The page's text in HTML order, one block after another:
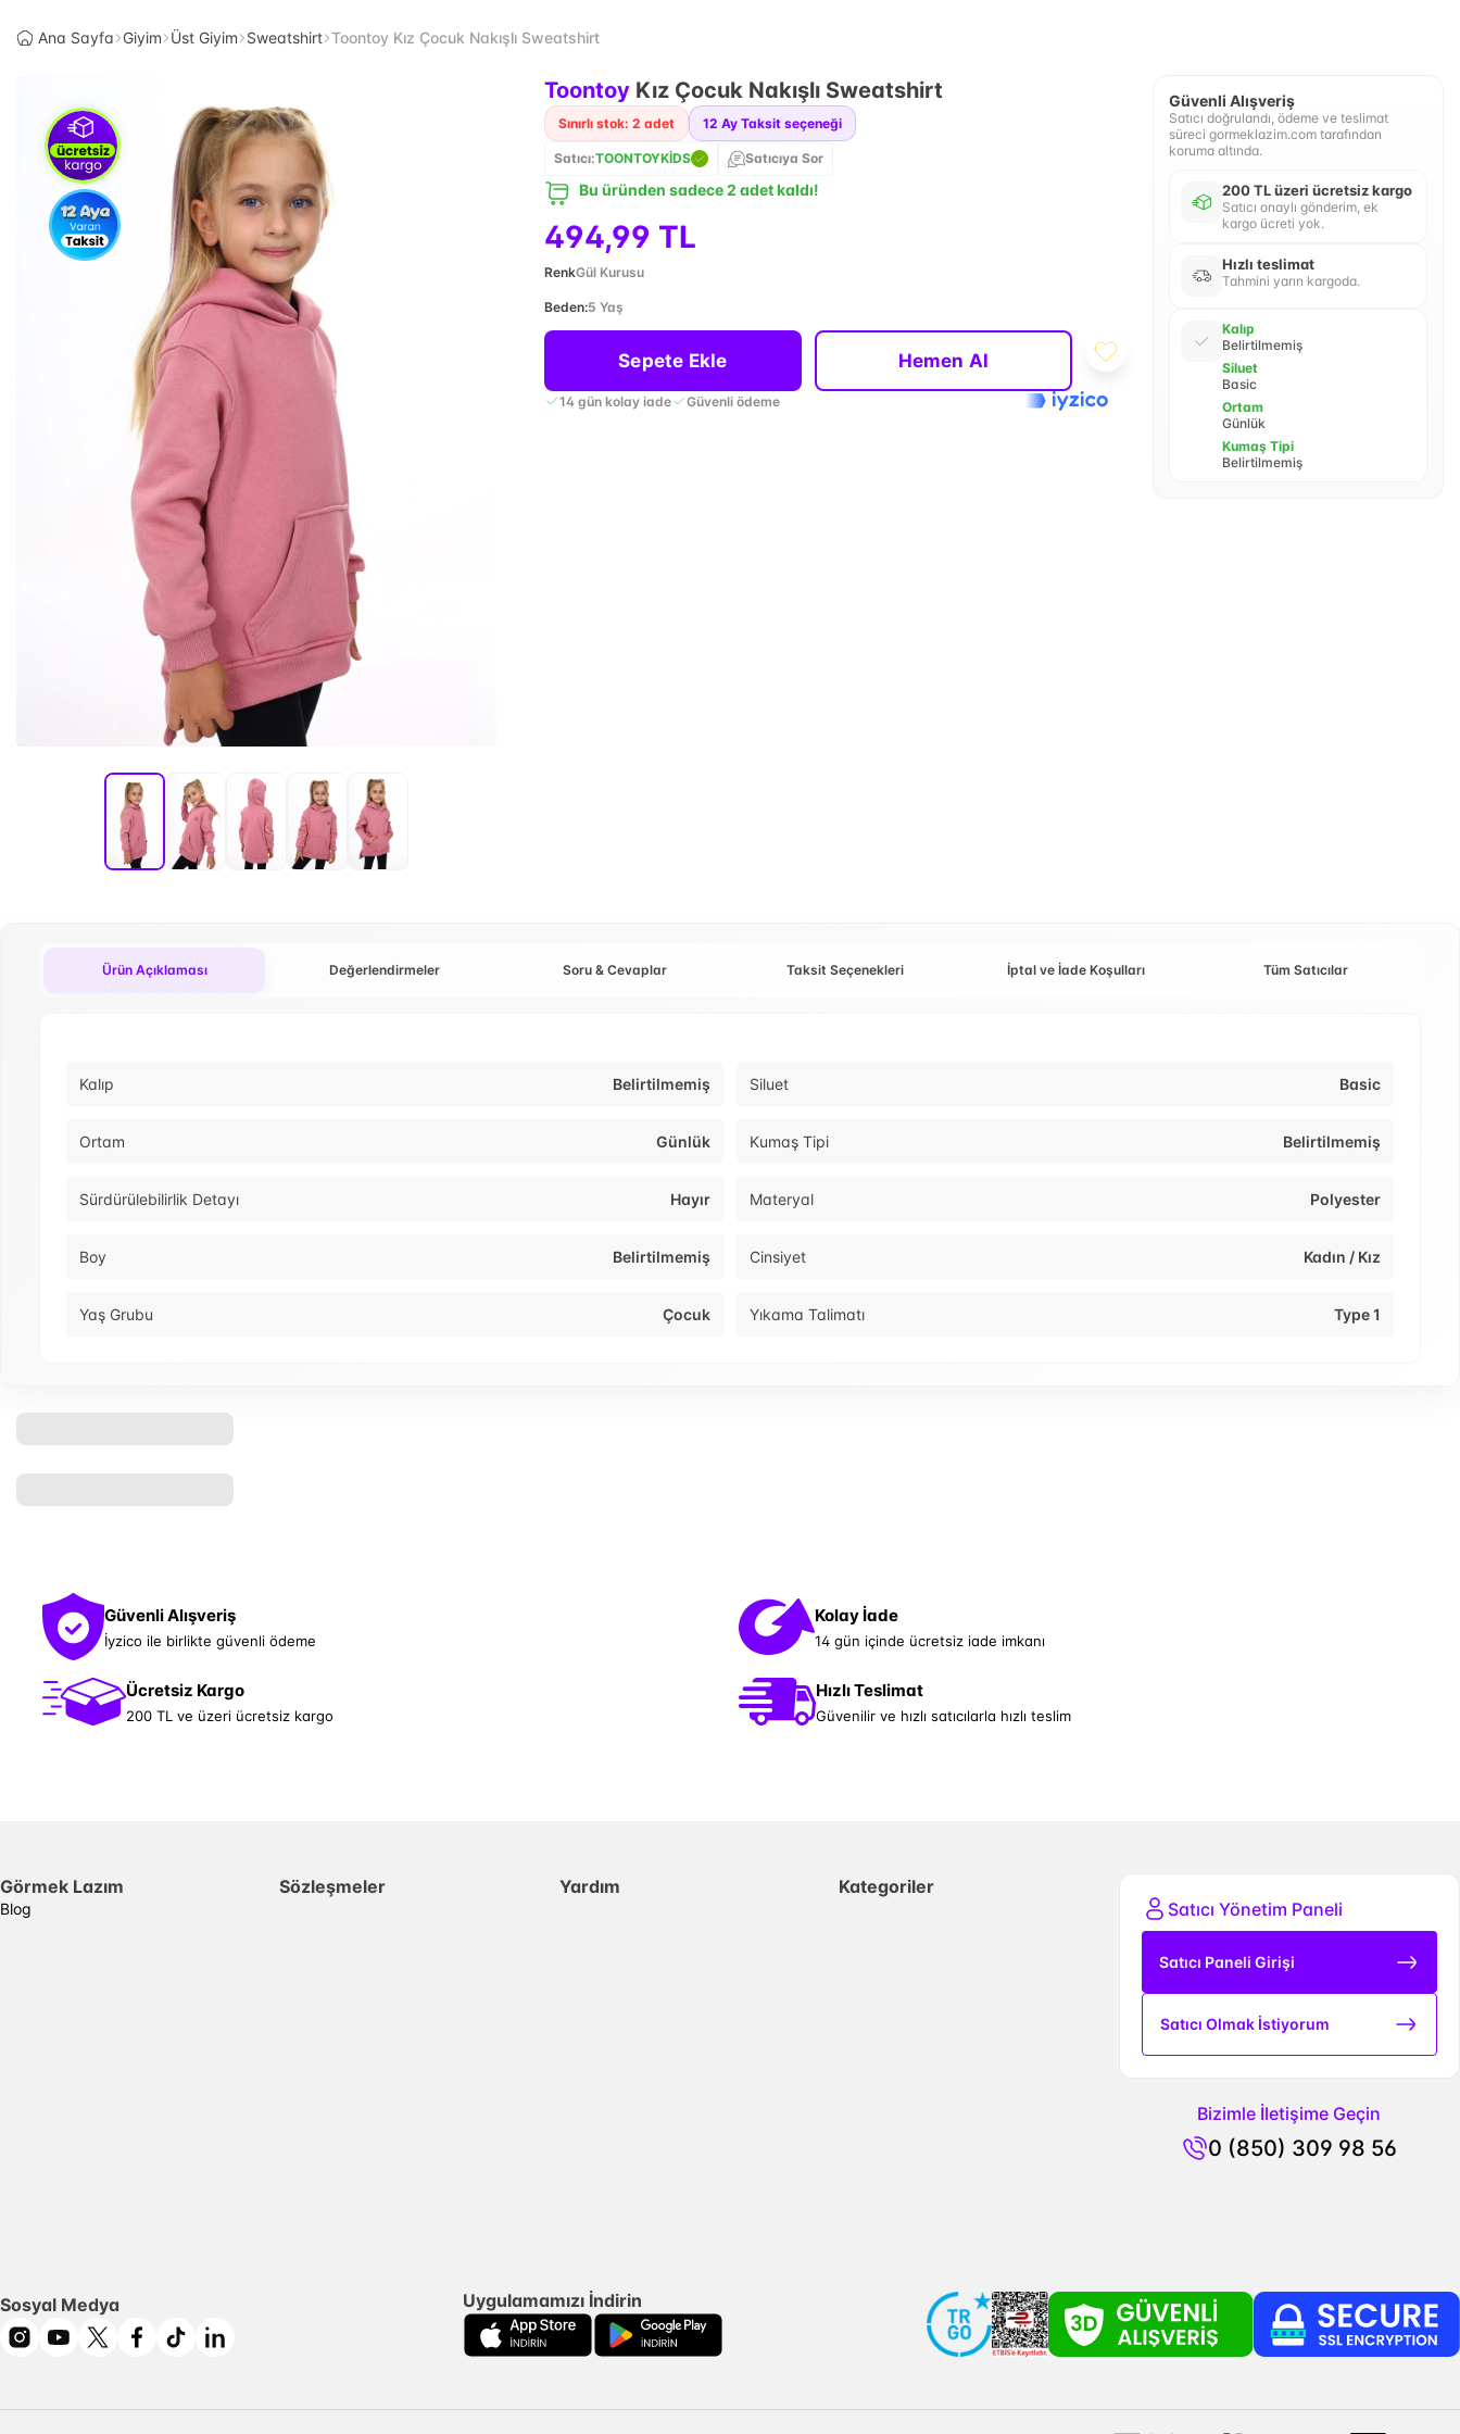
Ana Sayfa Giyim Üst Giyim Sweatshirt Toontoy Kız Çocuk Nakışlı Sweatshirt
Toontoy Kız Çocuk Nakışlı Sweatshirt
Sınırlı stok: 2 adet 12 Ay Taksit seçeneği
Satıcı:TOONTOYKİDS Satıcıya Sor
Bu üründen sadece 2 adet kaldı!
494,99 TL
RenkGül Kurusu
Beden:5 Yaş
Sepete Ekle Hemen Al
14 gün kolay iade Güvenli ödeme
Güvenli Alışveriş
Satıcı doğrulandı, ödeme ve teslimat
süreci gormeklazim.com tarafından
koruma altında.
200 TL üzeri ücretsiz kargo
Satıcı onaylı gönderim, ek
kargo ücreti yok.
Hızlı teslimat
Tahmini yarın kargoda.
Kalıp
Belirtilmemiş
Siluet
Basic
Ortam
Günlük
Kumaş Tipi
Belirtilmemiş
Ürün Açıklaması Değerlendirmeler Soru & Cevaplar Taksit Seçenekleri İptal ve İade Koşulları Tüm Satıcılar
Kalıp Belirtilmemiş Siluet Basic
Ortam Günlük Kumaş Tipi Belirtilmemiş
Sürdürülebilirlik Detayı Hayır Materyal Polyester
Boy Belirtilmemiş Cinsiyet Kadın / Kız
Yaş Grubu Çocuk Yıkama Talimatı Type 1
Güvenli Alışveriş
İyzico ile birlikte güvenli ödeme
Kolay İade
14 gün içinde ücretsiz iade imkanı
Ücretsiz Kargo
200 TL ve üzeri ücretsiz kargo
Hızlı Teslimat
Güvenilir ve hızlı satıcılarla hızlı teslim
Görmek Lazım
Blog
Sözleşmeler Yardım
Kategoriler
Satıcı Yönetim Paneli
Satıcı Paneli Girişi
Satıcı Olmak İstiyorum
Bizimle İletişime Geçin
0 (850) 309 98 56
Sosyal Medya Uygulamamızı İndirin